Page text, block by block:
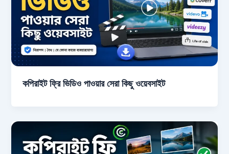
কপিরাইট ফ্রি ভিডিও পাওয়ার সেরা কিছু ওয়েবসাইট